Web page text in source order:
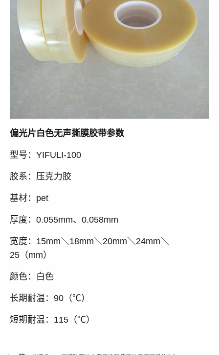
偏光片白色无声撕膜胶带参数
型号：YIFULI-100
胶系：压克力胶
基材：pet
厚度：0.055mm、0.058mm
宽度：15mm＼18mm＼20mm＼24mm＼
25（mm）
颜色：白色
长期耐温：90（℃）
短期耐温：115（℃）